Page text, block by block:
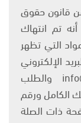
المواد وفقًا للمادة 27 أ من قانون حقوق
تعتقد أنه تم انتهاك
التي تظهر
الإلكتروني
على العنوان التالي: info@ashams.com والطلب
الكامل ورقم
ذات الصلة